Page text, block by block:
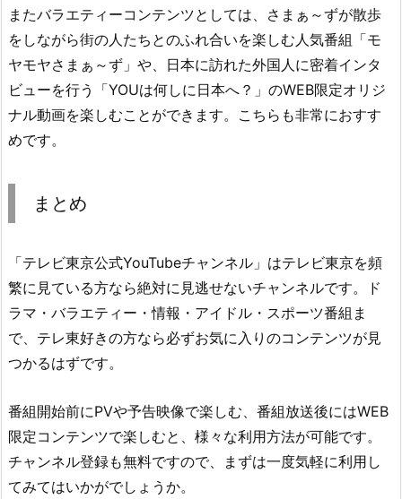
またバラエティーコンテンツとしては、さまぁ～ずが散歩
をしながら街の人たちとのふれ合いを楽しむ人気番組「モ
ヤモヤさまぁ～ず」や、日本に訪れた外国人に密着インタ
ビューを行う「YOUは何しに日本へ？」のWEB限定オリジ
ナル動画を楽しむことができます。こちらも非常におすす
めです。
まとめ
「テレビ東京公式YouTubeチャンネル」はテレビ東京を頻
繁に見ている方なら絶対に見逃せないチャンネルです。ド
ラマ・バラエティー・情報・アイドル・スポーツ番組ま
で、テレ東好きの方なら必ずお気に入りのコンテンツが見
つかるはずです。
番組開始前にPVや予告映像で楽しむ、番組放送後にはWEB
限定コンテンツで楽しむと、様々な利用方法が可能です。
チャンネル登録も無料ですので、まずは一度気軽に利用し
てみてはいかがでしょうか。